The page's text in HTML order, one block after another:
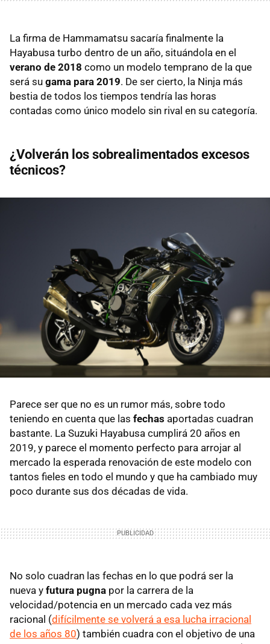
La firma de Hammamatsu sacaría finalmente la
Hayabusa turbo dentro de un año, situándola en el
verano de 2018 como un modelo temprano de la que
será su gama para 2019. De ser cierto, la Ninja más
bestia de todos los tiempos tendría las horas
contadas como único modelo sin rival en su categoría.
¿Volverán los sobrealimentados excesos
técnicos?
Parece ser que no es un rumor más, sobre todo
teniendo en cuenta que las fechas aportadas cuadran
bastante. La Suzuki Hayabusa cumplirá 20 años en
2019, y parece el momento perfecto para arrojar al
mercado la esperada renovación de este modelo con
tantos fieles en todo el mundo y que ha cambiado muy
poco durante sus dos décadas de vida.
No solo cuadran las fechas en lo que podrá ser la
nueva y futura pugna por la carrera de la
velocidad/potencia en un mercado cada vez más
racional (difícilmente se volverá a esa lucha irracional
de los años 80) también cuadra con el objetivo de una